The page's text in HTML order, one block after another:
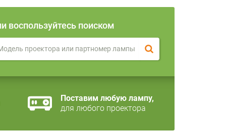
воспользуйтесь поиском
Поставим любую лампу,
для любого проектора